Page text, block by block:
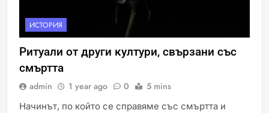
ИСТОРИЯ
Ритуали от други култури, свързани със
смъртта
admin 1 year ago 0 5 mins
Начинът, по който се справяме със смъртта и